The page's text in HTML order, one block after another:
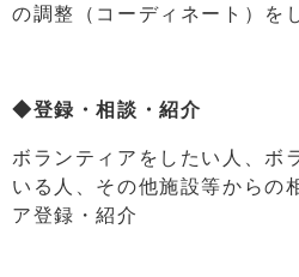
の調整（コーディネート）を
◆登録・相談・紹介
ボランティアをしたい人、ボ
いる人、その他施設等からの
ア登録・紹介